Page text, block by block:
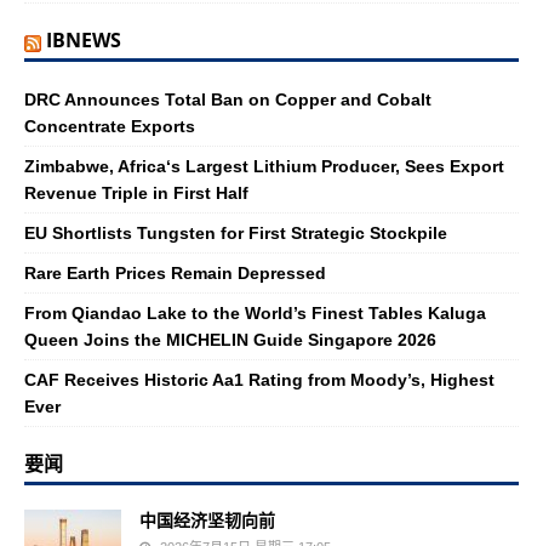
IBNEWS
DRC Announces Total Ban on Copper and Cobalt
Concentrate Exports
Zimbabwe, Africa‘s Largest Lithium Producer, Sees Export
Revenue Triple in First Half
EU Shortlists Tungsten for First Strategic Stockpile
Rare Earth Prices Remain Depressed
From Qiandao Lake to the World’s Finest Tables Kaluga
Queen Joins the MICHELIN Guide Singapore 2026
CAF Receives Historic Aa1 Rating from Moody’s, Highest
Ever
要闻
中国经济坚韧向前